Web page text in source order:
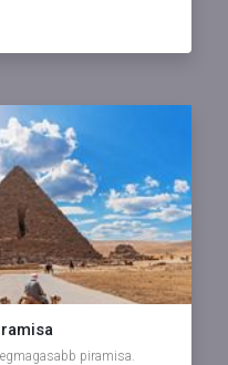
piramisa.